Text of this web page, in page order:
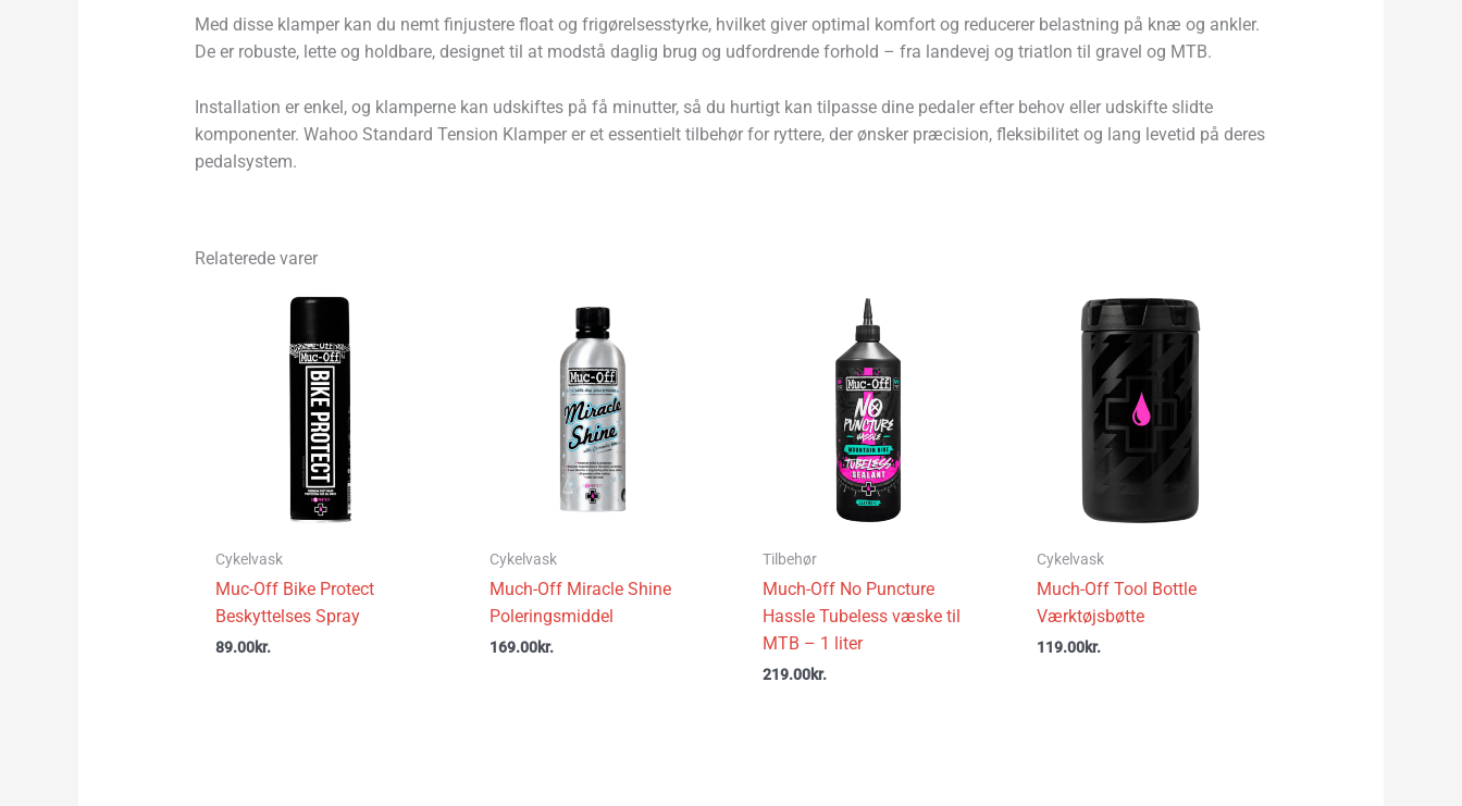
Med disse klamper kan du nemt finjustere float og frigørelsesstyrke, hvilket giver optimal komfort og reducerer belastning på knæ og ankler.
De er robuste, lette og holdbare, designet til at modstå daglig brug og udfordrende forhold – fra landevej og triatlon til gravel og MTB.
Installation er enkel, og klamperne kan udskiftes på få minutter, så du hurtigt kan tilpasse dine pedaler efter behov eller udskifte slidte
komponenter. Wahoo Standard Tension Klamper er et essentielt tilbehør for ryttere, der ønsker præcision, fleksibilitet og lang levetid på deres
pedalsystem.
Relaterede varer
Cykelvask
Muc-Off Bike Protect
Beskyttelses Spray
89.00kr.
Cykelvask
Much-Off Miracle Shine
Poleringsmiddel
169.00kr.
Tilbehør
Much-Off No Puncture
Hassle Tubeless væske til
MTB – 1 liter
219.00kr.
Cykelvask
Much-Off Tool Bottle
Værktøjsbøtte
119.00kr.